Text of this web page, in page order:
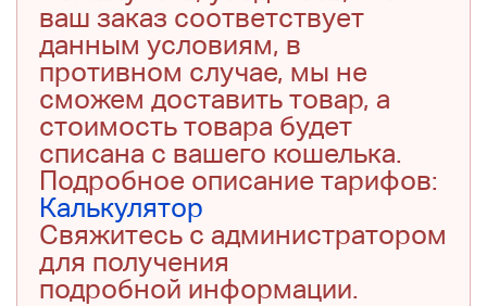
ваш заказ соответствует
данным условиям, в
противном случае, мы не
сможем доставить товар, а
стоимость товара будет
списана с вашего кошелька.
Подробное описание тарифов:
Калькулятор
Свяжитесь с администратором
для получения
подробной информации.